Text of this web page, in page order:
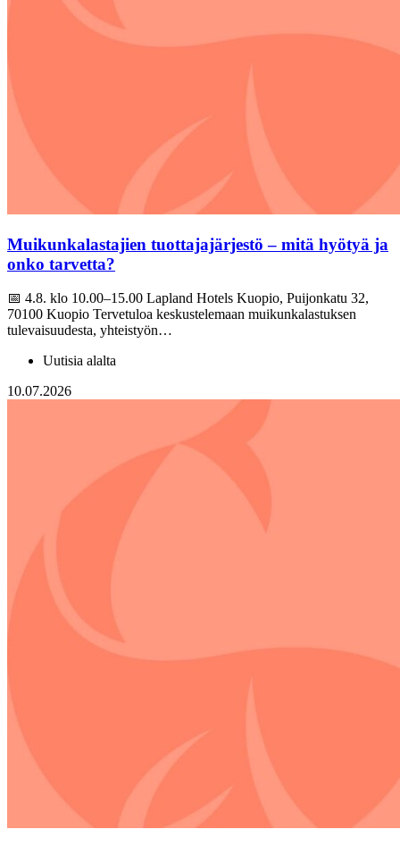
Muikunkalastajien tuottajajärjestö – mitä hyötyä ja
onko tarvetta?
📅 4.8. klo 10.00–15.00 Lapland Hotels Kuopio, Puijonkatu 32,
70100 Kuopio Tervetuloa keskustelemaan muikunkalastuksen
tulevaisuudesta, yhteistyön…
Uutisia alalta
10.07.2026